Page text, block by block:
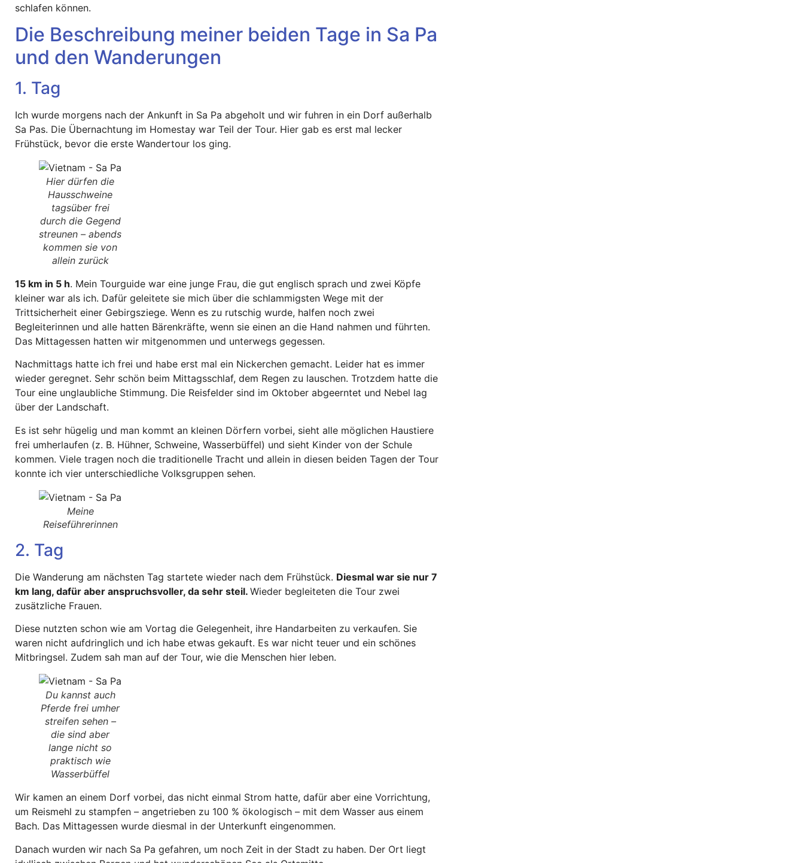
schlafen können.
Die Beschreibung meiner beiden Tage in Sa Pa
und den Wanderungen
1. Tag
Ich wurde morgens nach der Ankunft in Sa Pa abgeholt und wir fuhren in ein Dorf außerhalb
Sa Pas. Die Übernachtung im Homestay war Teil der Tour. Hier gab es erst mal lecker
Frühstück, bevor die erste Wandertour los ging.
Hier dürfen die
Hausschweine
tagsüber frei
durch die Gegend
streunen – abends
kommen sie von
allein zurück
15 km in 5 h. Mein Tourguide war eine junge Frau, die gut englisch sprach und zwei Köpfe
kleiner war als ich. Dafür geleitete sie mich über die schlammigsten Wege mit der
Trittsicherheit einer Gebirgsziege. Wenn es zu rutschig wurde, halfen noch zwei
Begleiterinnen und alle hatten Bärenkräfte, wenn sie einen an die Hand nahmen und führten.
Das Mittagessen hatten wir mitgenommen und unterwegs gegessen.
Nachmittags hatte ich frei und habe erst mal ein Nickerchen gemacht. Leider hat es immer
wieder geregnet. Sehr schön beim Mittagsschlaf, dem Regen zu lauschen. Trotzdem hatte die
Tour eine unglaubliche Stimmung. Die Reisfelder sind im Oktober abgeerntet und Nebel lag
über der Landschaft.
Es ist sehr hügelig und man kommt an kleinen Dörfern vorbei, sieht alle möglichen Haustiere
frei umherlaufen (z. B. Hühner, Schweine, Wasserbüffel) und sieht Kinder von der Schule
kommen. Viele tragen noch die traditionelle Tracht und allein in diesen beiden Tagen der Tour
konnte ich vier unterschiedliche Volksgruppen sehen.
Meine
Reiseführerinnen
2. Tag
Die Wanderung am nächsten Tag startete wieder nach dem Frühstück. Diesmal war sie nur 7
km lang, dafür aber anspruchsvoller, da sehr steil. Wieder begleiteten die Tour zwei
zusätzliche Frauen.
Diese nutzten schon wie am Vortag die Gelegenheit, ihre Handarbeiten zu verkaufen. Sie
waren nicht aufdringlich und ich habe etwas gekauft. Es war nicht teuer und ein schönes
Mitbringsel. Zudem sah man auf der Tour, wie die Menschen hier leben.
Du kannst auch
Pferde frei umher
streifen sehen –
die sind aber
lange nicht so
praktisch wie
Wasserbüffel
Wir kamen an einem Dorf vorbei, das nicht einmal Strom hatte, dafür aber eine Vorrichtung,
um Reismehl zu stampfen – angetrieben zu 100 % ökologisch – mit dem Wasser aus einem
Bach. Das Mittagessen wurde diesmal in der Unterkunft eingenommen.
Danach wurden wir nach Sa Pa gefahren, um noch Zeit in der Stadt zu haben. Der Ort liegt